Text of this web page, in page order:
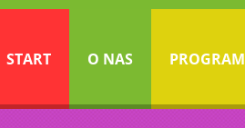
START O NAS PROGRAM